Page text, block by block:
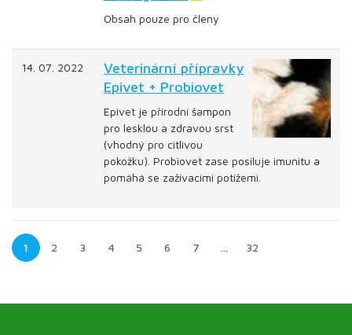
Obsah pouze pro členy
14. 07. 2022
Veterinární přípravky
Epivet + Probiovet
Epivet je přírodní šampon
pro lesklou a zdravou srst
(vhodný pro citlivou
pokožku). Probiovet zase posiluje imunitu a
pomáhá se zažívacími potížemi.
1 2 3 4 5 6 7 … 32